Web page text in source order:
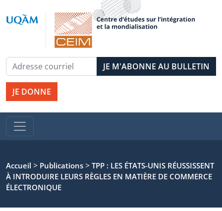
JE DONNE
Accueil > Publications > TPP : LES ÉTATS-UNIS RÉUSSISSENT
À INTRODUIRE LEURS RÈGLES EN MATIÈRE DE COMMERCE
ÉLECTRONIQUE